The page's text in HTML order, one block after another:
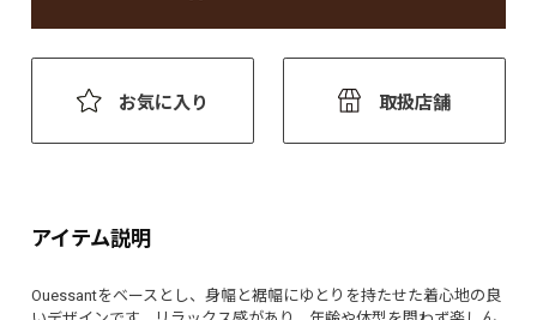
お気に入り 取扱店舗
アイテム説明
Ouessantをベースとし、身幅と裾幅にゆとりを持たせた着心地の良